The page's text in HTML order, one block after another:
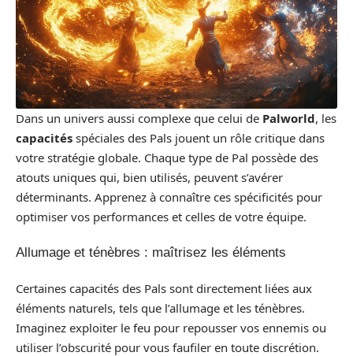
Dans un univers aussi complexe que celui de Palworld, les
capacités spéciales des Pals jouent un rôle critique dans
votre stratégie globale. Chaque type de Pal possède des
atouts uniques qui, bien utilisés, peuvent s’avérer
déterminants. Apprenez à connaître ces spécificités pour
optimiser vos performances et celles de votre équipe.
Allumage et ténèbres : maîtrisez les éléments
Certaines capacités des Pals sont directement liées aux
éléments naturels, tels que l’allumage et les ténèbres.
Imaginez exploiter le feu pour repousser vos ennemis ou
utiliser l’obscurité pour vous faufiler en toute discrétion.